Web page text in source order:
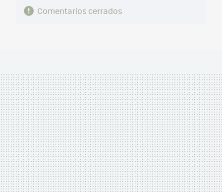
Comentarios cerrados